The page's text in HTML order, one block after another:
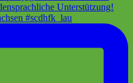
#scdhfk_lau